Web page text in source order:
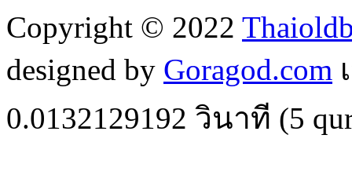
Copyright © 2022
designed by Goragod.com
0.0132129192 วินาที (5